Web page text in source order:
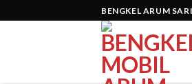
to
BENGKEL ARUM